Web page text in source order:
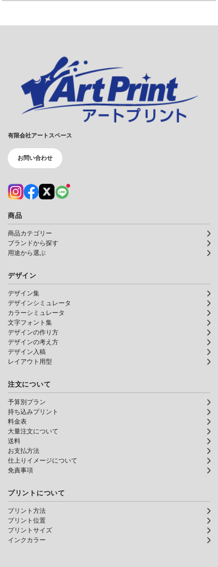
有限会社アートスペース
お問い合わせ
商品
商品カテゴリー
ブランドから探す
用途から選ぶ
デザイン
デザイン集
デザインシミュレータ
カラーシミュレータ
文字フォント集
デザインの作り方
デザインの考え方
デザイン入稿
レイアウト用型
注文について
予算別プラン
持ち込みプリント
料金表
大量注文について
送料
お支払方法
仕上りイメージについて
免責事項
プリントについて
プリント方法
プリント位置
プリントサイズ
インクカラー